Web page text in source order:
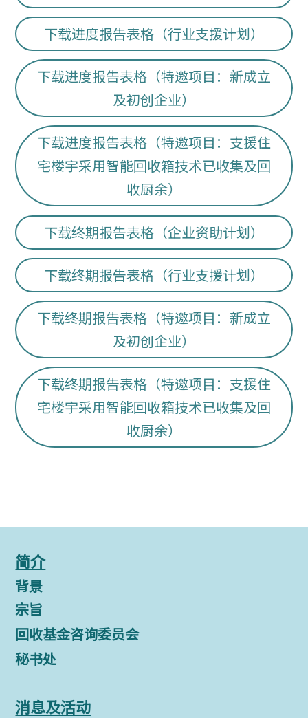
下载进度报告表格（行业支援计划）
下载进度报告表格（特邀项目：新成立
及初创企业）
下载进度报告表格（特邀项目：支援住
宅楼宇采用智能回收箱技术已收集及回
收厨余）
下载终期报告表格（企业资助计划）
下载终期报告表格（行业支援计划）
下载终期报告表格（特邀项目：新成立
及初创企业）
下载终期报告表格（特邀项目：支援住
宅楼宇采用智能回收箱技术已收集及回
收厨余）
简介
背景
宗旨
回收基金咨询委员会
秘书处
消息及活动